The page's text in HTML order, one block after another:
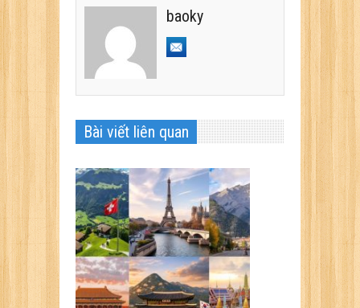
baoky
Bài viết liên quan